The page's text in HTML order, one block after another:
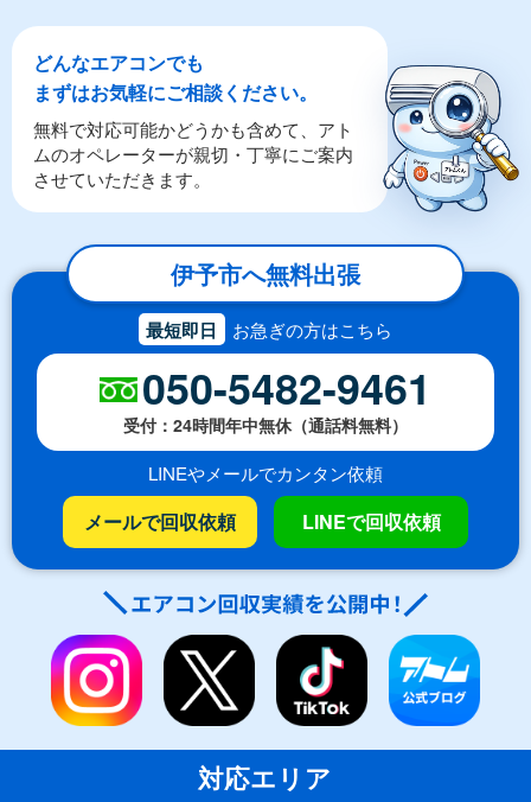
どんなエアコンでも
まずはお気軽にご相談ください。
無料で対応可能かどうかも含めて、アト
ムのオペレーターが親切・丁寧にご案内
させていただきます。
伊予市へ無料出張
最短即日 お急ぎの方はこちら
050-5482-9461
受付：24時間年中無休（通話料無料）
LINEやメールでカンタン依頼
メールで回収依頼 LINEで回収依頼
対応エリア